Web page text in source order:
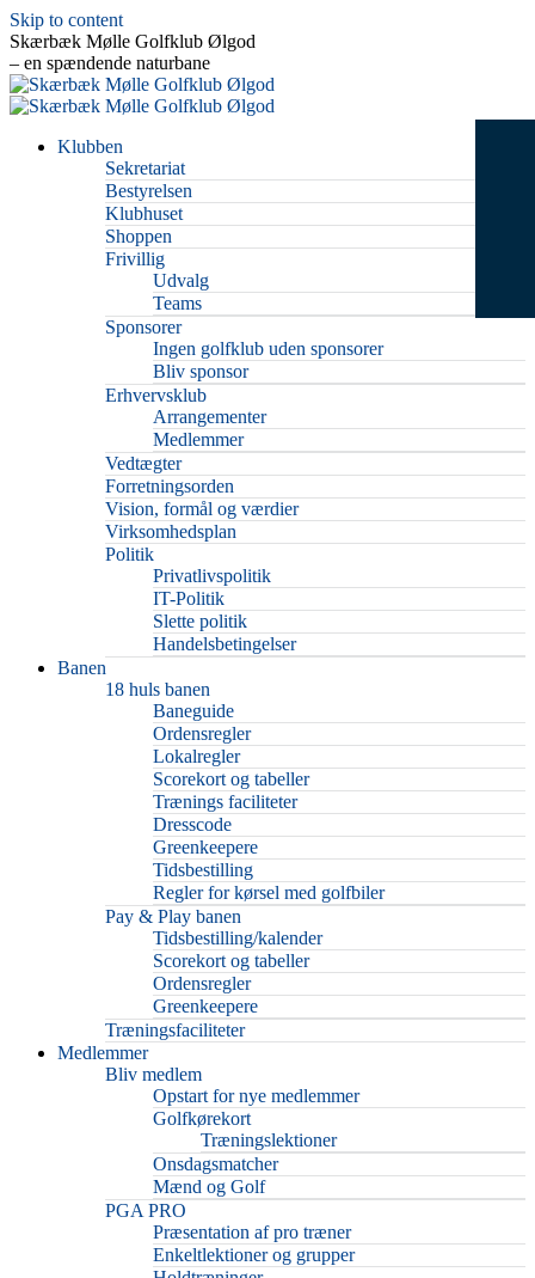
Skip to content
Skærbæk Mølle Golfklub Ølgod
– en spændende naturbane
Klubben
Sekretariat
Bestyrelsen
Klubhuset
Shoppen
Frivillig
Udvalg
Teams
Sponsorer
Ingen golfklub uden sponsorer
Bliv sponsor
Erhvervsklub
Arrangementer
Medlemmer
Vedtægter
Forretningsorden
Vision, formål og værdier
Virksomhedsplan
Politik
Privatlivspolitik
IT-Politik
Slette politik
Handelsbetingelser
Banen
18 huls banen
Baneguide
Ordensregler
Lokalregler
Scorekort og tabeller
Trænings faciliteter
Dresscode
Greenkeepere
Tidsbestilling
Regler for kørsel med golfbiler
Pay & Play banen
Tidsbestilling/kalender
Scorekort og tabeller
Ordensregler
Greenkeepere
Træningsfaciliteter
Medlemmer
Bliv medlem
Opstart for nye medlemmer
Golfkørekort
Træningslektioner
Onsdagsmatcher
Mænd og Golf
PGA PRO
Præsentation af pro træner
Enkeltlektioner og grupper